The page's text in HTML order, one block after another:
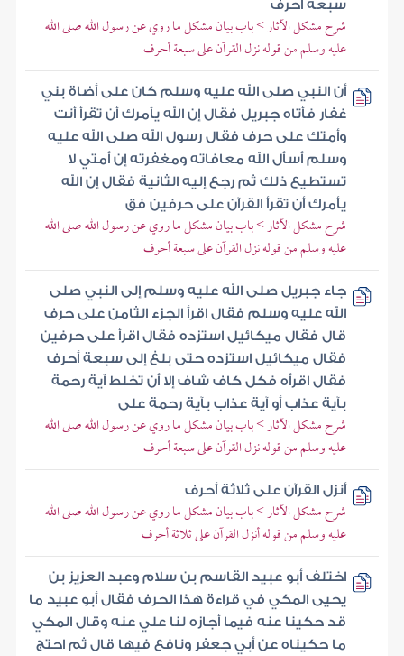
سبعة أحرف
شرح مشكل الآثار > باب بيان مشكل ما روي عن رسول الله صلى الله
عليه وسلم من قوله نزل القرآن على سبعة أحرف
أن النبي صلى الله عليه وسلم كان على أضاة بني
غفار فأتاه جبريل فقال إن الله يأمرك أن تقرأ أنت
وأمتك على حرف فقال رسول الله صلى الله عليه
وسلم أسأل الله معافاته ومغفرته إن أمتي لا
تستطيع ذلك ثم رجع إليه الثانية فقال إن الله
يأمرك أن تقرأ القرآن على حرفين فق
شرح مشكل الآثار > باب بيان مشكل ما روي عن رسول الله صلى الله
عليه وسلم من قوله نزل القرآن على سبعة أحرف
جاء جبريل صلى الله عليه وسلم إلى النبي صلى
الله عليه وسلم فقال اقرأ الجزء الثامن على حرف
قال فقال ميكائيل استزده فقال اقرأ على حرفين
فقال ميكائيل استزده حتى بلغ إلى سبعة أحرف
فقال اقرأه فكل كاف شاف إلا أن تخلط آية رحمة
بآية عذاب أو آية عذاب بآية رحمة على
شرح مشكل الآثار > باب بيان مشكل ما روي عن رسول الله صلى الله
عليه وسلم من قوله نزل القرآن على سبعة أحرف
أنزل القرآن على ثلاثة أحرف
شرح مشكل الآثار > باب بيان مشكل ما روي عن رسول الله صلى الله
عليه وسلم من قوله أنزل القرآن على ثلاثة أحرف
اختلف أبو عبيد القاسم بن سلام وعبد العزيز بن
يحيى المكي في قراءة هذا الحرف فقال أبو عبيد ما
قد حكينا عنه فيما أجازه لنا علي عنه وقال المكي
ما حكيناه عن أبي جعفر ونافع فيها قال ثم احتج